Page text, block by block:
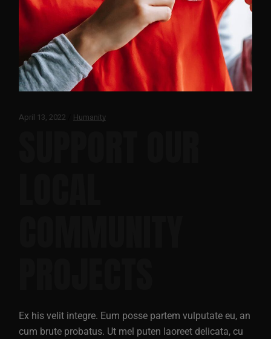
April 13, 2022 Humanity
Ex his velit integre. Eum posse partem vulputate eu, an
cum brute probatus. Ut mel puten laoreet delicata, cu